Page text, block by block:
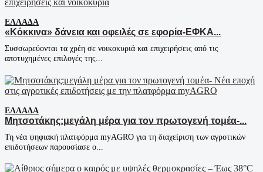
ΕΛΛΆΔΑ
«Κόκκινα» δάνεια και οφειλές σε εφορία-ΕΦΚΑ...
Συσσωρεύονται τα χρέη σε νοικοκυριά και επιχειρήσεις από τις
αποτυχημένες επιλογές της...
ΕΛΛΆΔΑ
Μητσοτάκης:μεγάλη μέρα για τον πρωτογενή τομέα-...
Τη νέα ψηφιακή πλατφόρμα myAGRO για τη διαχείριση των αγροτικών
επιδοτήσεων παρουσίασε ο...